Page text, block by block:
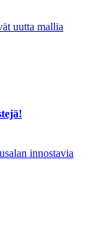
uutta mallia
innostavia